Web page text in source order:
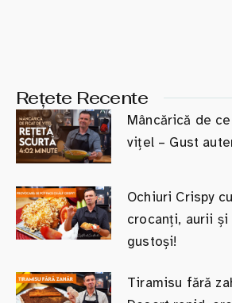
Rețete Recente
Mâncărică de
vițel – Gust
Ochiuri Crispy
crocanți, aurii
gustoși!
Tiramisu fără